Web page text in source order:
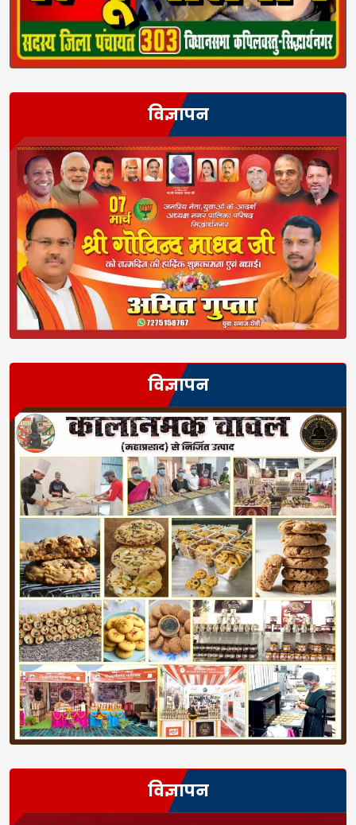
विज्ञापन
विज्ञापन
विज्ञापन